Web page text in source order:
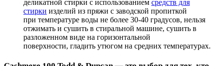
деликатной стирки с использованием средств для
стирки изделий из пряжи с заводской пропиткой
при температуре воды не более 30-40 градусов, нельзя
отжимать и сушить в стиральной машине, сушить в
разложенном виде на горизонтальной
поверхности, гладить утюгом на средних температурах.